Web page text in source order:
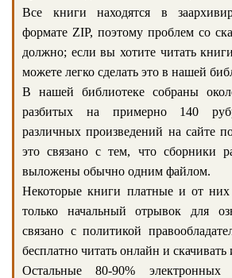
Все книги находятся в
формате ZIP, поэтому проблем со
должно; если вы хотите читать
можете легко сделать это в нашей
В нашей библиотеке собраны
разбитых на примерно 140
различных произведений на сайте
это связано с тем, что сборники
выложены обычно одним файлом.
Некоторые книги платные и от
только начальный отрывок для
связано с политикой
бесплатно читать онлайн и
Остальные 80-90%